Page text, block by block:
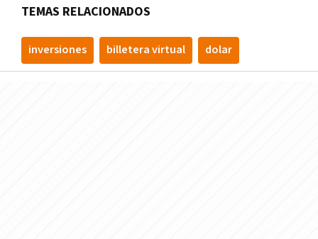
TEMAS RELACIONADOS
inversiones billetera virtual dolar